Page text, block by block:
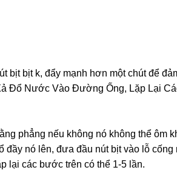
bịt bịt k, đẩy mạnh hơn một chút để
Đổ Nước Vào Đường Ống, Lặp Lại
phẳng nếu không nó không thể ôm
nó lên, đưa đầu nút bịt vào lỗ cống
lại các bước trên có thể 1-5 lần.